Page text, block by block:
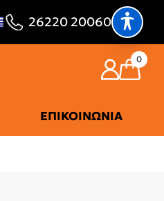
26220 20060
0
ΕΠΙΚΟΙΝΩΝΊΑ